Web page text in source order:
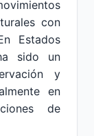
con
Estados
sido un
y
en
de